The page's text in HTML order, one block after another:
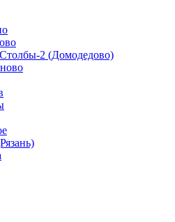
2 (Домодедово)